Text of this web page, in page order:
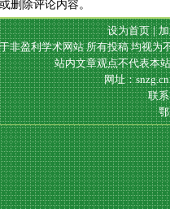
删除评论内容。
设为首页|
非盈利学术网站 所有投稿 均视为
站内文章观点不代表本
网址：
联